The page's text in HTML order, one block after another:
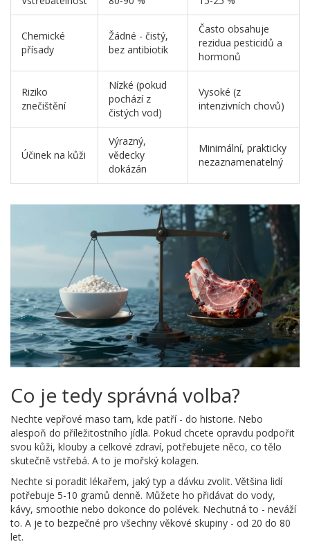
Chemické
přísady
Žádné - čistý,
bez antibiotik
Často obsahuje
rezidua pesticidů a
hormonů
Riziko
znečištění
Nízké (pokud
pochází z
čistých vod)
Vysoké (z
intenzivních chovů)
Účinek na kůži
Výrazný,
vědecky
dokázán
Minimální, prakticky
nezaznamenatelný
Co je tedy správná volba?
Nechte vepřové maso tam, kde patří - do historie. Nebo
alespoň do příležitostního jídla. Pokud chcete opravdu podpořit
svou kůži, klouby a celkové zdraví, potřebujete něco, co tělo
skutečně vstřebá. A to je mořský kolagen.
Nechte si poradit lékařem, jaký typ a dávku zvolit. Většina lidí
potřebuje 5-10 gramů denně. Můžete ho přidávat do vody,
kávy, smoothie nebo dokonce do polévek. Nechutná to - neváží
to. A je to bezpečné pro všechny věkové skupiny - od 20 do 80
let.